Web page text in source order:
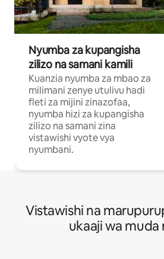
Nyumba za kupangisha
zilizo na samani kamili
Kuanzia nyumba za mbao za
milimani zenye utulivu hadi
fleti za mijini zinazofaa,
nyumba hizi za kupangisha
zilizo na samani zina
vistawishi vyote vya
nyumbani.
Vistawishi na
ukaaji wa muda